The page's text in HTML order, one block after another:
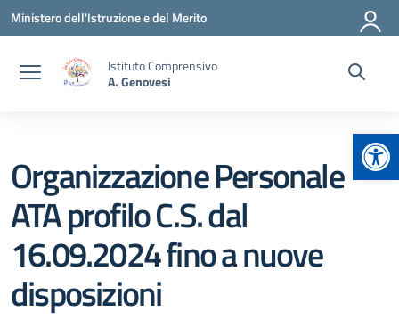
Vai ai contenuti
Vai al menu di navigazione
Vai al footer
Ministero dell'Istruzione e del Merito
Istituto Comprensivo
A. Genovesi
Organizzazione Personale
ATA profilo C.S. dal
16.09.2024 fino a nuove
disposizioni